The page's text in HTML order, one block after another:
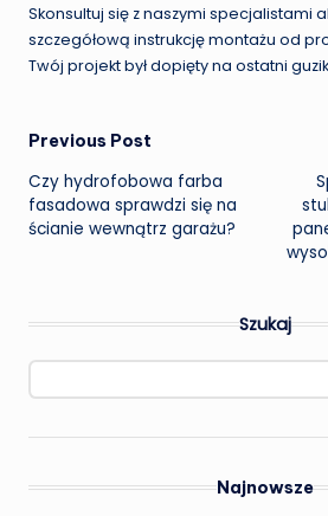
Skonsultuj się z naszymi specjalistami
szczegółową instrukcję montażu od
Twój projekt był dopięty na ostatni
Post
navigation
Previous Post
Czy hydrofobowa farba
fasadowa sprawdzi się na
ścianie wewnątrz garażu?
Szukaj
Najnowsze